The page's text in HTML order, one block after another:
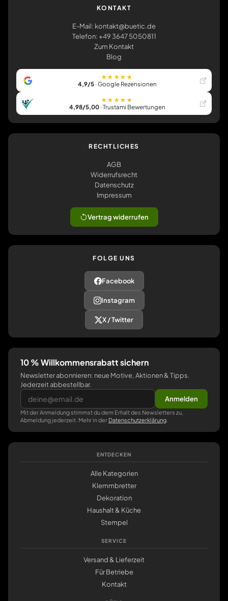
KONTAKT
E-Mail: kontakt@buetic.de
Telefon: +49 3647 5050811
Zum Kontakt
Blog
★★★★★
4,9/5· Google Rezensionen
★★★★★
4,98/5,00· Trustami Bewertungen
RECHTLICHES
AGB
Widerrufsrecht
Datenschutz
Impressum
Vertrag widerrufen
FOLGE UNS
Facebook
Instagram
X / Twitter
10 % Willkommensrabatt sichern
Newsletter abonnieren: neue Motive, Aktionen & Tipps.
Jederzeit abbestellbar.
Anmelden
Mit der Anmeldung stimmst du dem Erhalt des Newsletters zu,
Abmeldung jederzeit. Mehr in der Datenschutzerklärung
ENTDECKEN
Alle Kategorien
Klemmbretter
Dekoration
Haushalt & Küche
Stempel
SERVICE
Versand & Lieferzeit
Für Betriebe
Kontakt